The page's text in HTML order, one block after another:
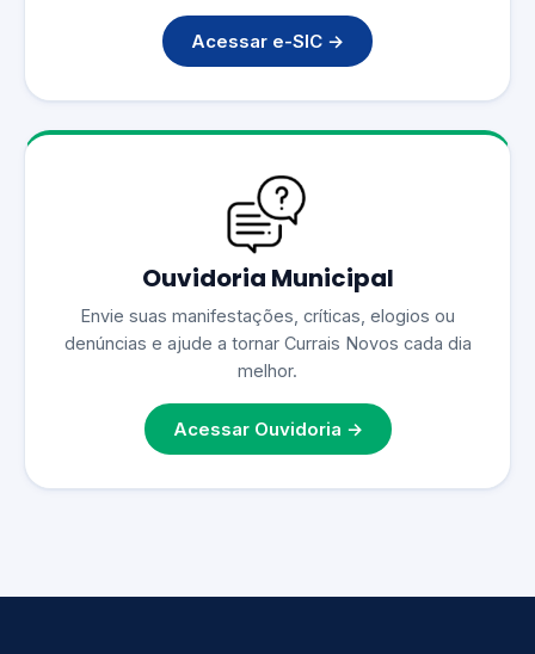
Acessar e-SIC →
Ouvidoria Municipal
Envie suas manifestações, críticas, elogios ou
denúncias e ajude a tornar Currais Novos cada dia
melhor.
Acessar Ouvidoria →